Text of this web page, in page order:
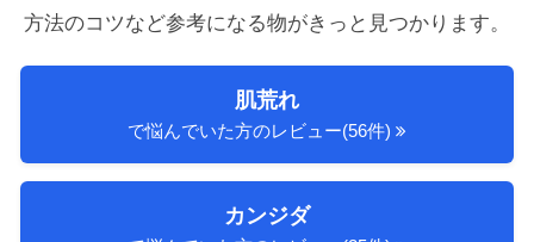
方法のコツなど参考になる物がきっと見つかります。
肌荒れ
で悩んでいた方のレビュー(56件)
カンジダ